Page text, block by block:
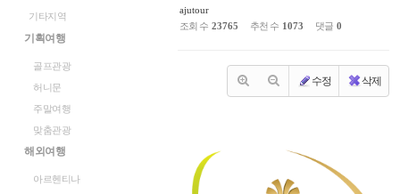
기타지역
기획여행
골프관광
허니문
주말여행
맞춤관광
해외여행
아르헨티나
ajutour
조회 수 23765 추천 수 1073 댓글 0
수정 삭제